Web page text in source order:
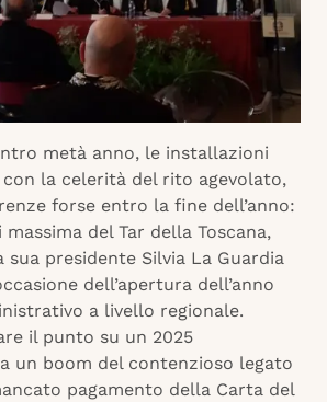
metà anno, le installazioni
la celerità del rito agevolato,
forse entro la fine dell’anno:
del Tar della Toscana,
presidente Silvia La Guardia
dell’apertura dell’anno
a livello regionale.
il punto su un 2025
un boom del contenzioso legato
pagamento della Carta del